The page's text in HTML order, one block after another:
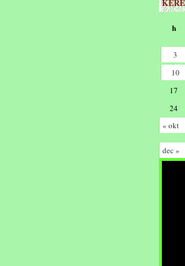
h
3
10
17
24
« okt
dec »